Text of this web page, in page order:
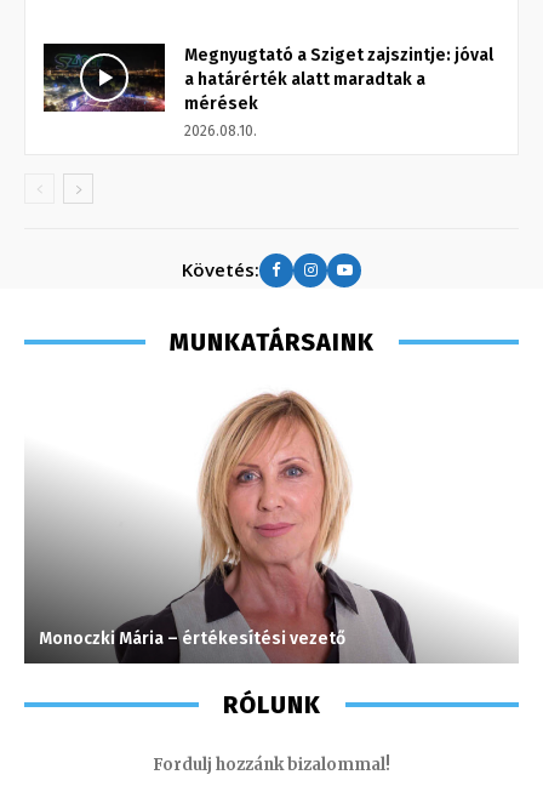
Megnyugtató a Sziget zajszintje: jóval
a határérték alatt maradtak a
mérések
2026.08.10.
Követés:
MUNKATÁRSAINK
Monoczki Mária – értékesítési vezető
RÓLUNK
Fordulj hozzánk bizalommal!